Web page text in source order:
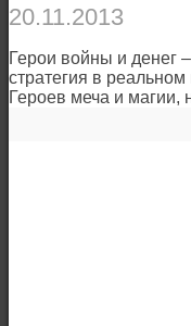
20.11.2013
Герои войны и денег
стратегия в
Героев меча и магии,